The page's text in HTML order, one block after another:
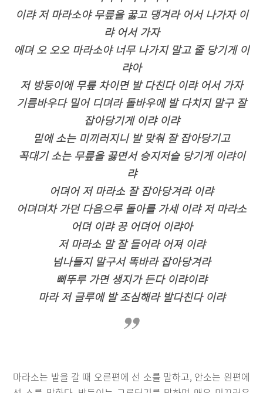
이랴 저 마라소야 무릎을 꿇고 댕겨라 어서 나가자 이
랴 어서 가자
에뎌 오 오오 마라소야 너무 나가지 말고 줄 당기게 이
랴아
저 방둥이에 무릎 차이면 발 다친다 이랴 어서 가자
기름바우다 밀어 디뎌라 돌바우에 발 다치지 말구 잘
잡아당기게 이랴 이랴
밑에 소는 미끼러지니 발 맞춰 잘 잡아당기고
꼭대기 소는 무릎을 끓면서 승지저슬 당기게 이랴이
랴
어뎌어 저 마라소 잘 잡아당겨라 이랴
어뎌뎌차 가던 다음으루 돌아를 가세 이랴 저 마라소
어뎌 이랴 끙 어뎌어 이랴아
저 마라소 말 잘 들어라 어져 이랴
넘나들지 말구서 똑바라 잡아당겨라
삐뚜루 가면 생지가 든다 이랴이랴
마라 저 글루에 발 조심해라 발다친다 이랴
마라소는 밭을 갈 때 오른편에 선 소를 말하고, 안소는 왼편에